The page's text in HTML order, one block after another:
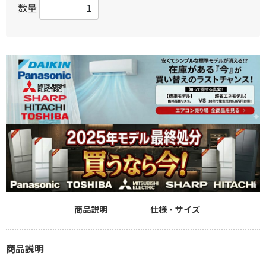
数量
商品説明 仕様・サイズ
商品説明